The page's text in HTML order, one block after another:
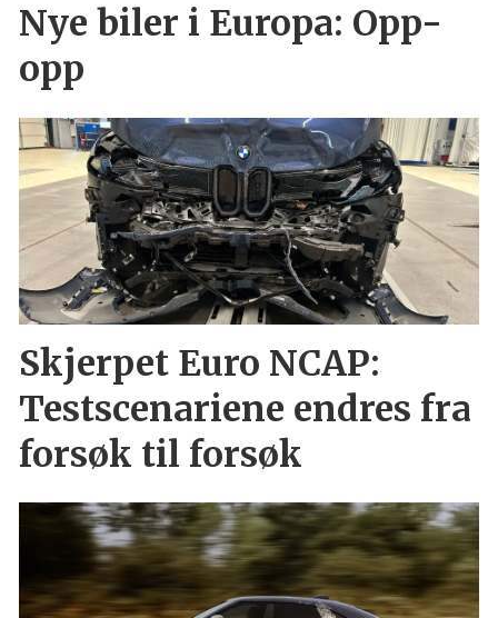
Nye biler i Europa: Opp-
opp
Skjerpet Euro NCAP:
Testscenariene endres fra
forsøk til forsøk